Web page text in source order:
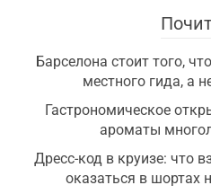
Барселона стоит того,
местного гида, а
Гастрономическое
ароматы
Дресс-код в круизе: что
оказаться в шортах